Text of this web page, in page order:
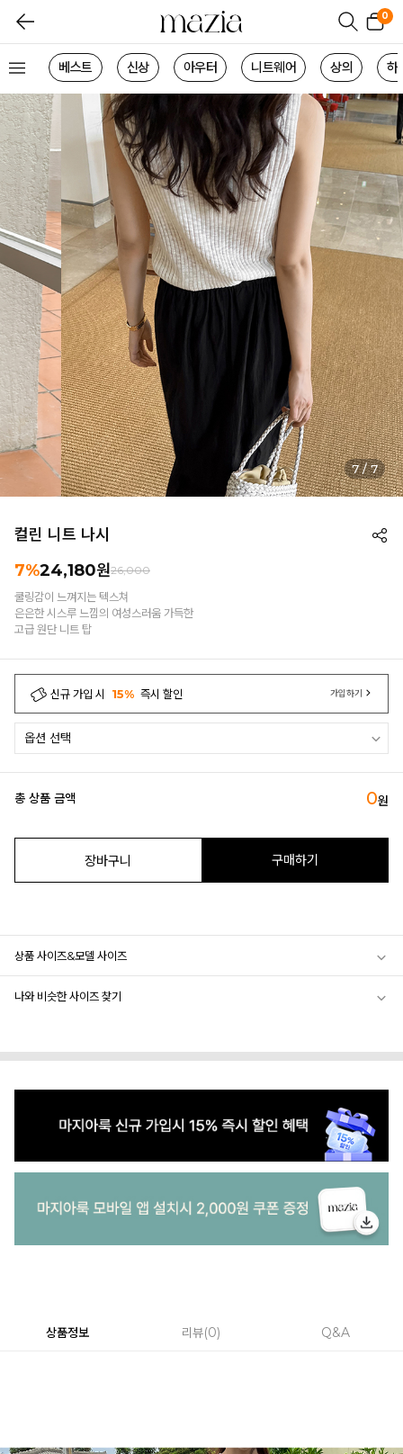
0
베스트 신상 아우터 니트웨어 상의 하
7 / 7
컬린 니트 나시
7%24,180원26,000
쿨링감이 느껴지는 텍스쳐
은은한 시스루 느낌의 여성스러움 가득한
고급 원단 니트 탑
신규 가입 시 15% 즉시 할인 가입하기
총 상품 금액 0원
장바구니 구매하기
상품 사이즈&모델 사이즈
나와 비슷한 사이즈 찾기
상품정보 리뷰 0 Q&A